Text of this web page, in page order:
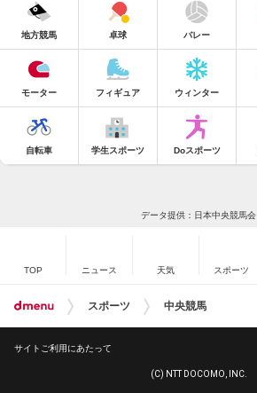
地方競馬 卓球 バレー
モーター フィギュア ウィンター
自転車 学生スポーツ Doスポーツ
データ提供：日本中央競馬会
TOP ニュース 天気 スポーツ
スポーツ 中央競馬
サイトご利用にあたって
(C) NTT DOCOMO, INC.